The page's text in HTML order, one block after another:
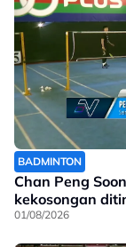
BADMINTON
Chan Peng
kekosongan
01/08/2026